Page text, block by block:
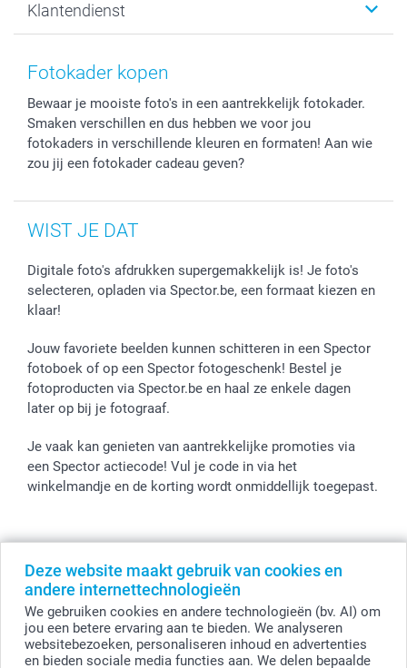
Deze website maakt gebruik van cookies en
andere internettechnologieën
We gebruiken cookies en andere technologieën (bv. AI) om
jou een betere ervaring aan te bieden. We analyseren
websitebezoeken, personaliseren inhoud en advertenties
en bieden sociale media functies aan. We delen bepaalde
Fotoprints, Fotoposter & Fotoalbum met fotoprints
Fotokaders, Decoratie en Snoepjes
Smartphone cases
Stickers en Etiketten
Privacybeleid
smartbonus
Mijn orderstatus
Klantendienst
Fotokader kopen
Bewaar je mooiste foto's in een aantrekkelijk fotokader.
Smaken verschillen en dus hebben we voor jou
fotokaders in verschillende kleuren en formaten! Aan wie
zou jij een fotokader cadeau geven?
WIST JE DAT
Digitale foto's afdrukken supergemakkelijk is! Je foto's
selecteren, opladen via Spector.be, een formaat kiezen en
klaar!
Jouw favoriete beelden kunnen schitteren in een Spector
fotoboek of op een Spector fotogeschenk! Bestel je
fotoproducten via Spector.be en haal ze enkele dagen
later op bij je fotograaf.
Je vaak kan genieten van aantrekkelijke promoties via
een Spector actiecode! Vul je code in via het
winkelmandje en de korting wordt onmiddellijk toegepast.
© smartphoto group. Alle rechten voorbehouden
smartphoto group NV.
Kwatrechtsteenweg 160, 9230 Wetteren, België
BTW-nummer BE 0405.706.755
Ondernemingsnummer 0405.706.755.
Bankgegevens: IBAN BE71 2850 2711 5569 - BIC: GEBABEBB